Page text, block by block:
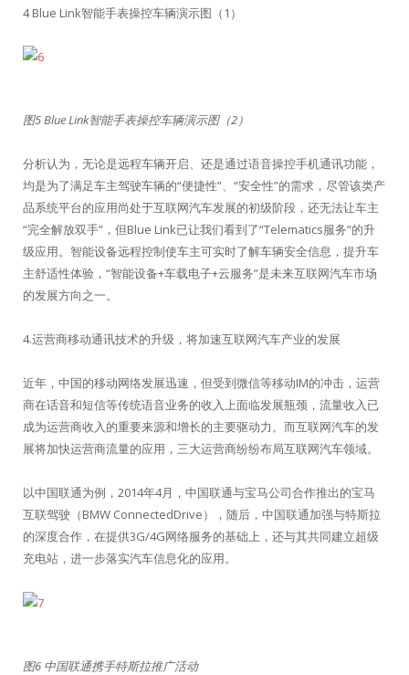
4 Blue Link智能手表操控车辆演示图（1）
图5 Blue Link智能手表操控车辆演示图（2）
分析认为，无论是远程车辆开启、还是通过语音操控手机通讯功能，
均是为了满足车主驾驶车辆的“便捷性”、“安全性”的需求，尽管该类产
品系统平台的应用尚处于互联网汽车发展的初级阶段，还无法让车主
“完全解放双手”，但Blue Link已让我们看到了“Telematics服务”的升
级应用。智能设备远程控制使车主可实时了解车辆安全信息，提升车
主舒适性体验，“智能设备+车载电子+云服务”是未来互联网汽车市场
的发展方向之一。
4.运营商移动通讯技术的升级，将加速互联网汽车产业的发展
近年，中国的移动网络发展迅速，但受到微信等移动IM的冲击，运营
商在话音和短信等传统语音业务的收入上面临发展瓶颈，流量收入已
成为运营商收入的重要来源和增长的主要驱动力。而互联网汽车的发
展将加快运营商流量的应用，三大运营商纷纷布局互联网汽车领域。
以中国联通为例，2014年4月，中国联通与宝马公司合作推出的宝马
互联驾驶（BMW ConnectedDrive），随后，中国联通加强与特斯拉
的深度合作，在提供3G/4G网络服务的基础上，还与其共同建立超级
充电站，进一步落实汽车信息化的应用。
图6 中国联通携手特斯拉推广活动